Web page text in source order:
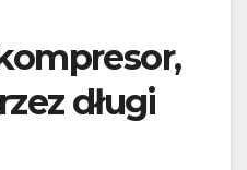
długi